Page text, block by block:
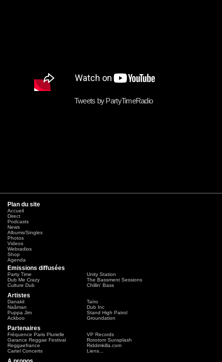
Tweets by PartyTimeRadio
Plan du site
Accueil
Direct
Podcasts
News
Albums/Singles
Photos
Videos
Webradios
Shop
Agenda
Emissions diffusées
Party Time
Unity Station
Dub Me Crazy
The Bassment Sessions
Culture Dub
Chillin' Bass
Artistes
Danakil
Taïro
Naâman
Dub Inc
Puppa Jim
Stand High Patrol
Ackboo
Groundation
Partenaires
Fréquence Paris Plurielle
VP Records
Garance Reggae Festival
Rototom Sunsplash
Reggaefrance
Riddimkilla.com
Cartel Concerts
Liens...